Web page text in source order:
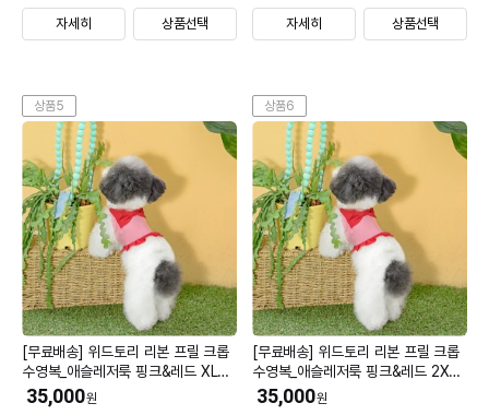
자세히 상품선택 자세히 상품선택
상품5
[무료배송] 위드토리 리본 프릴 크롭
수영복_애슬레저룩 핑크&레드 XL
(모자 미선택)
35,000원
상품6
[무료배송] 위드토리 리본 프릴 크롭
수영복_애슬레저룩 핑크&레드 2XL
(모자 미선택)
35,000원